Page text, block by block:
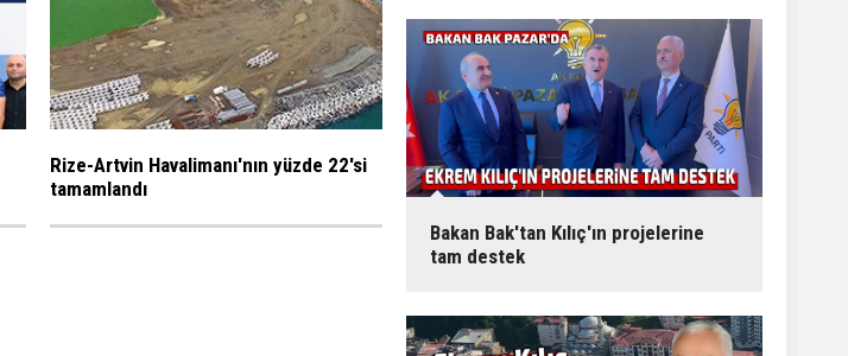
Rize-Artvin Havalimanı'nın yüzde 22'si
tamamlandı
Bakan Bak'tan Kılıç'ın projelerine
tam destek